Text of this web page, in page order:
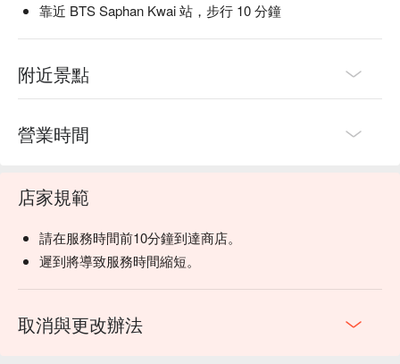
靠近 BTS Saphan Kwai 站，步行 10 分鐘
附近景點
營業時間
店家規範
請在服務時間前10分鐘到達商店。
遲到將導致服務時間縮短。
取消與更改辦法